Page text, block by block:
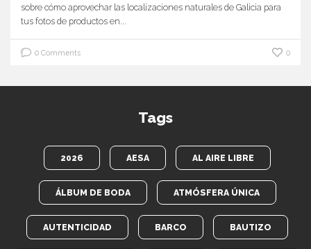
sobre cómo aprovechar las localizaciones naturales de Galicia para
tus fotos de productos en...
0 Comments 0
Tags
2026 AESA AL AIRE LIBRE
ÁLBUM DE BODA ATMÓSFERA ÚNICA
AUTENTICIDAD BARCO BAUTIZO